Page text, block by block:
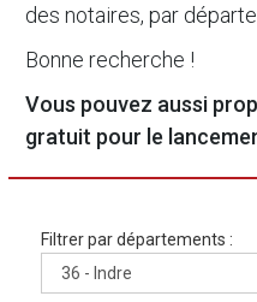
des notaires, par
Bonne recherche !
Vous pouvez aussi
gratuit pour le
Filtrer par départements :